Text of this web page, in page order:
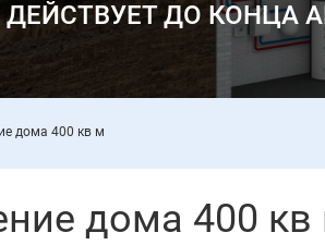
ДО КОНЦА
дома 400 кв м
дома 400